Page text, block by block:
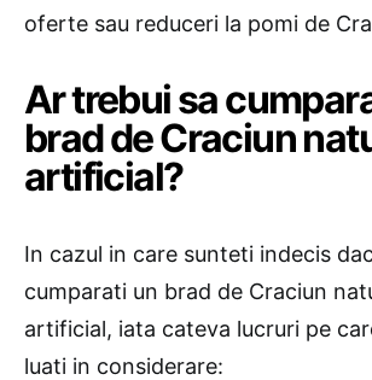
oferte sau reduceri la pomi de
Ar trebui sa
brad de Craciun
artificial?
In cazul in care sunteti indecis
cumparati un brad de Craciun
artificial, iata cateva lucruri pe
luati in considerare: